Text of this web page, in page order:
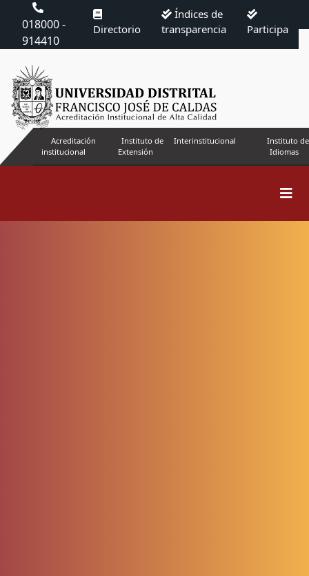
018000 -
914410
Directorio
Índices de
transparencia
Participa
Acreditación
institucional
Instituto de
Extensión
Interinstitucional
Instituto de
Idiomas